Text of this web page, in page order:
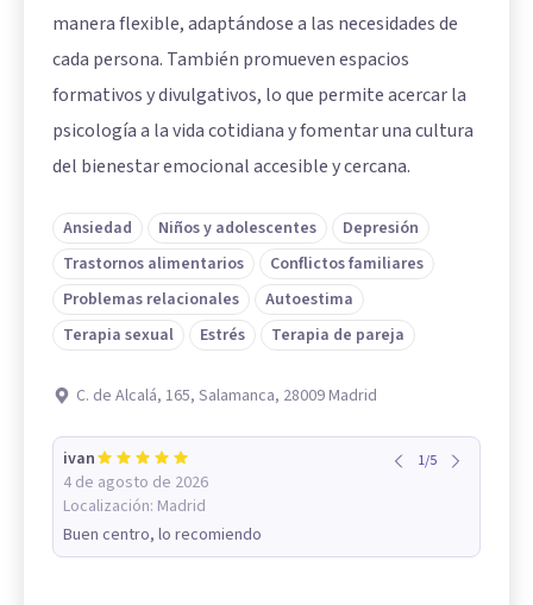
manera flexible, adaptándose a las necesidades de
cada persona. También promueven espacios
formativos y divulgativos, lo que permite acercar la
psicología a la vida cotidiana y fomentar una cultura
del bienestar emocional accesible y cercana.
Ansiedad Niños y adolescentes
Depresión
Trastornos alimentarios
Conflictos familiares
Problemas relacionales
Autoestima
Terapia sexual
Estrés Terapia de pareja
C. de Alcalá, 165, Salamanca, 28009 Madrid
ivan
4 de agosto de 2026
Localización: Madrid
1/5
Buen centro, lo recomiendo